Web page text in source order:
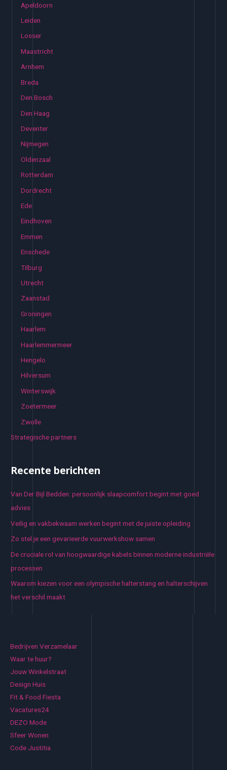
Apeldoorn
Leiden
Losser
Maastricht
Arnhem
Breda
Den Bosch
Den Haag
Deventer
Nijmegen
Oldenzaal
Rotterdam
Dordrecht
Ede
Eindhoven
Emmen
Enschede
Tilburg
Utrecht
Zaanstad
Groningen
Haarlem
Haarlemmermeer
Hengelo
Hilversum
Winterswijk
Zoetermeer
Zwolle
Strategische partners
Recente berichten
Van Der Bijl Bedden: persoonlijk slaapcomfort begint met goed
advies
Veilig en vakbekwaam werken begint met de juiste opleiding
Zo stel je een gevarieerde vuurwerkshow samen
De cruciale rol van hoogwaardige kabels binnen moderne industriële
processen
Waarom kiezen voor een olympische halterstang en halterschijven
het verschil maakt
Bedrijven Verzamelaar
Waar te huur?
Jouw Winkelstraat
Design Huis
Fit & Food Fiesta
Vacatures24
DEZO Mode
Sfeer Wonen
Code Justitia